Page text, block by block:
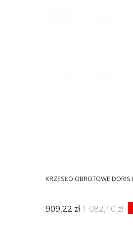
KRZESŁO OBROTOWE DORIS
909,22 zł1 082,40 zł